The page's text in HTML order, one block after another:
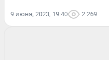
9 июня, 2023, 19:40 2 269